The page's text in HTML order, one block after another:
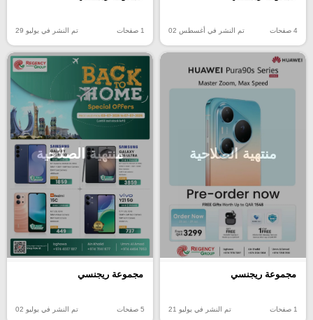
4 صفحات تم النشر في أغسطس 02 1 صفحات تم النشر في يوليو 29
منتهية الصلاحية
مجموعة ريجنسي
1 صفحات تم النشر في يوليو 21
منتهية الصلاحية
مجموعة ريجنسي
5 صفحات تم النشر في يوليو 02